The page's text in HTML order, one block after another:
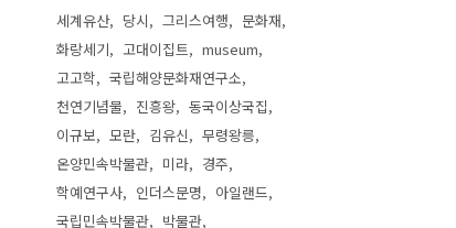
세계유산 당시 그리스여행
문화재
화랑세기
고대이집트
museum
고고학
국립해양문화재연구소
천연기념물
진흥왕
동국이상국집
이규보
모란 김유신
무령왕릉
온양민속박물관
미라
경주
학예연구사
인더스문명
아일랜드
국립민속박물관
박물관